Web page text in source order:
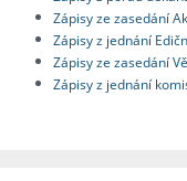
Zápisy ze zasedání
Zápisy z jednání
Zápisy ze zasedání
Zápisy z jednání